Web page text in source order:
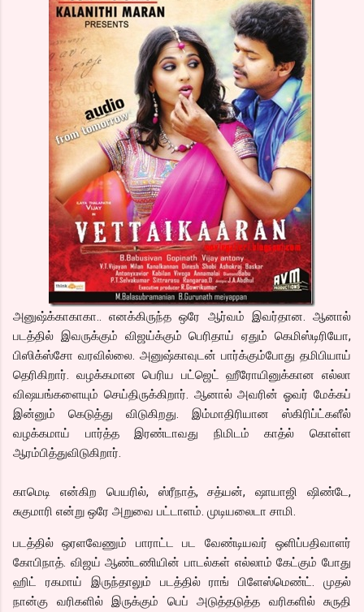
அனுஷ்க்காகாகா.. எனக்கிருந்த ஒரே ஆர்வம் இவர்தான. ஆனால்
படத்தில் இவருக்கும் விஜய்க்கும் பெரிதாய் ஏதும் கெமிஸ்டிரியோ,
பிஸிக்ஸ்சோ வரவில்லை. அனுஷ்காவுடன் பார்க்கும்போது தமிபியாய்
தெரிகிறார். வழக்கமான பெரிய பட்ஜெட் ஹீரோயினுக்கான எல்லா
விஷயங்களையும் செய்திருக்கிறார். ஆனால் அவரின் ஓவர் மேக்கப்
இன்னும் கெடுத்து விடுகிறது. இம்மாதிரியான ஸ்கிரிப்ட்களீல்
வழக்கமாய் பார்த்த இரண்டாவது நிமிடம் காத்ல் கொள்ள
ஆரம்பித்துவிடுகிறார்.
காமெடி என்கிற பெயரில், ஸ்ரீநாத், சத்யன், ஷாயாஜி ஷிண்டே,
சுகுமாரி என்று ஒரே அறுவை பட்டாளம். முடியலைடா சாமி.
படத்தில் ஒரளவேணும் பாராட்ட பட வேண்டியவர் ஒளிப்பதிவாளர்
கோபிநாத். விஜய் ஆண்டணியின் பாடல்கள் எல்லாம் கேட்கும் போது
ஹிட் ரகமாய் இருந்தாலும் படத்தில் ராங் பிளேஸ்மெண்ட். முதல்
நான்கு வரிகளில் இருக்கும் பெப் அடுத்தடுத்த வரிகளில் சுருதி